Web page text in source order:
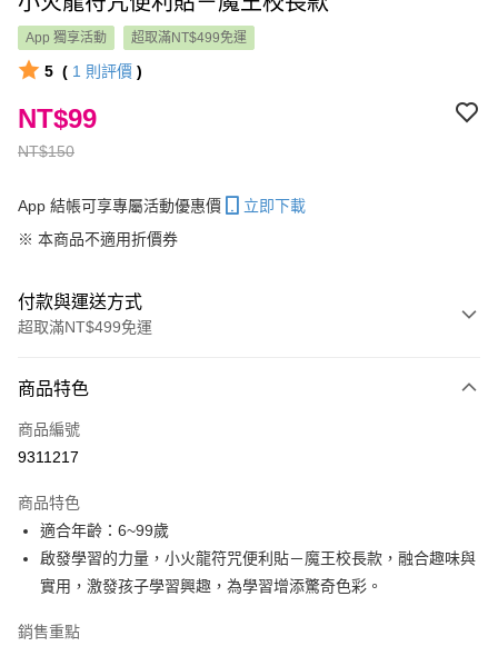
App 獨享活動 超取滿NT$499免運
5 ( 1 則評價 )
NT$150
NT$99
App 結帳可享專屬活動優惠價
立即下載
※ 本商品不適用折價券
付款與運送方式
超取滿NT$499免運
信用卡一次付款
LINE Pay
大哥付你分期
相關說明
【大哥付你分期使用說明】
1.本服務由台灣大哥大提供，台灣大哥大用戶可立即使用無須另外申請。
流程，驗證手機門號後，選擇欲分期的期數、繳款截止日，確認付款後即完
AFTEE先享後付
相關說明
商品特色
商品編號
9311217
商品特色
適合年齡：6~99歲
啟發學習的力量，小火龍符咒便利貼－魔王校長款，融合趣味與
實用，激發孩子學習興趣，為學習增添驚奇色彩。
銷售重點